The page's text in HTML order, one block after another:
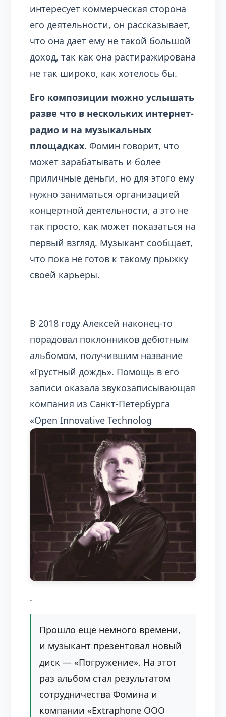
интересует коммерческая сторона
его деятельности, он рассказывает,
что она дает ему не такой большой
доход, так как она растиражирована
не так широко, как хотелось бы.
Его композиции можно услышать
разве что в нескольких интернет-
радио и на музыкальных
площадках. Фомин говорит, что
может зарабатывать и более
приличные деньги, но для этого ему
нужно заниматься организацией
концертной деятельности, а это не
так просто, как может показаться на
первый взгляд. Музыкант сообщает,
что пока не готов к такому прыжку
своей карьеры.
В 2018 году Алексей наконец-то
порадовал поклонников дебютным
альбомом, получившим название
«Грустный дождь». Помощь в его
записи оказала звукозаписывающая
компания из Санкт-Петербурга
«Open Innovative Technolog
.
Прошло еще немного времени,
и музыкант презентовал новый
диск — «Погружение». На этот
раз альбом стал результатом
сотрудничества Фомина и
компании «Extraphone ООО